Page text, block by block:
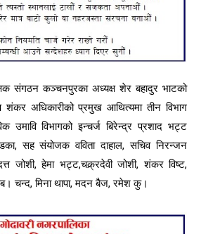
संगठन कञ्चनपुरका अध्यक्ष शेर बहादुर भाटको
शंकर अधिकारीको प्रमुख आथित्यमा तीन विभाग
उमावि विभागको इन्चर्ज बिरेन्द्र प्रशाद भट्ट
सह संयोजक वविता दाहाल, सचिव निरन्जन
जोशी, हेमा भट्ट,चक्र्रदेवी जोशी, शंकर विष्ट,
चन्द, मिना थापा, मदन बैज, रमेश कु।